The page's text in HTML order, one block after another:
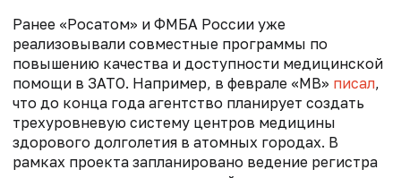
Ранее «Росатом» и ФМБА России уже
реализовывали совместные программы по
повышению качества и доступности медицинской
помощи в ЗАТО. Например, в феврале «МВ» писал,
что до конца года агентство планирует создать
трехуровневую систему центров медицины
здорового долголетия в атомных городах. В
рамках проекта запланировано ведение регистра